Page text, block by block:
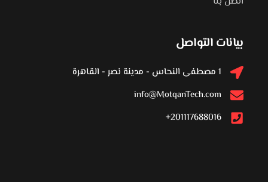
بيانات التواصل
1 مصطفى النحاس - مدينة نصر - القاهرة
info@MotqanTech.com
201117688016+